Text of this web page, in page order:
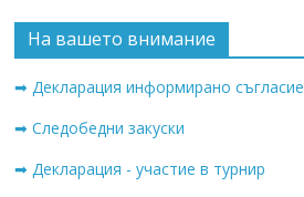
На вашето внимание
➡ Декларация информирано съгласие
➡ Следобедни закуски
➡ Декларация - участие в турнир